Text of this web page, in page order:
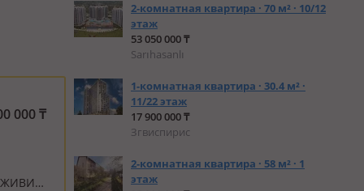
000₸
ЖИВИ!
2-комнатная квартира · 70 м² · 10/12
этаж
53 050 000 ₸
Sarıhasanlı
1-комнатная квартира · 30.4 м² ·
11/22 этаж
17 900 000 ₸
Згвиспирис
2-комнатная квартира · 58 м² · 1
этаж